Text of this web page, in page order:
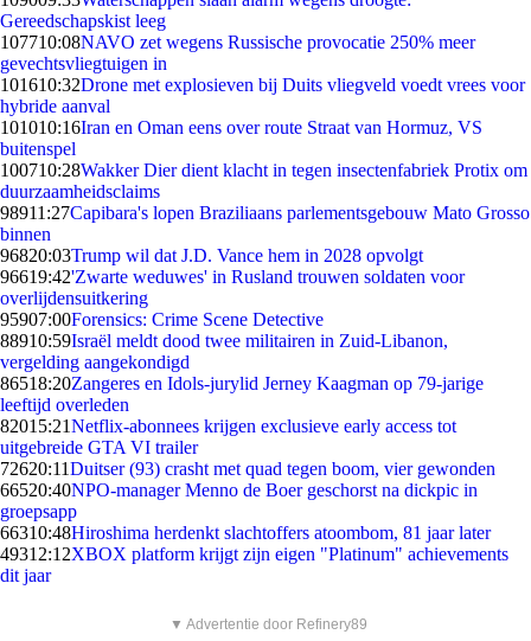
Gereedschapskist leeg
107710:08NAVO zet wegens Russische provocatie 250% meer
gevechtsvliegtuigen in
101610:32Drone met explosieven bij Duits vliegveld voedt vrees voor
hybride aanval
101010:16Iran en Oman eens over route Straat van Hormuz, VS
buitenspel
100710:28Wakker Dier dient klacht in tegen insectenfabriek Protix om
duurzaamheidsclaims
98911:27Capibara's lopen Braziliaans parlementsgebouw Mato Grosso
binnen
96820:03Trump wil dat J.D. Vance hem in 2028 opvolgt
96619:42'Zwarte weduwes' in Rusland trouwen soldaten voor
overlijdensuitkering
95907:00Forensics: Crime Scene Detective
88910:59Israël meldt dood twee militairen in Zuid-Libanon,
vergelding aangekondigd
86518:20Zangeres en Idols-jurylid Jerney Kaagman op 79-jarige
leeftijd overleden
82015:21Netflix-abonnees krijgen exclusieve early access tot
uitgebreide GTA VI trailer
72620:11Duitser (93) crasht met quad tegen boom, vier gewonden
66520:40NPO-manager Menno de Boer geschorst na dickpic in
groepsapp
66310:48Hiroshima herdenkt slachtoffers atoombom, 81 jaar later
49312:12XBOX platform krijgt zijn eigen "Platinum" achievements
dit jaar
▼ Advertentie door Refinery89